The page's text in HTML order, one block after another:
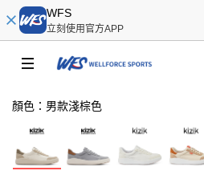
WFS
立刻使用官方APP
顏色：男款淺棕色